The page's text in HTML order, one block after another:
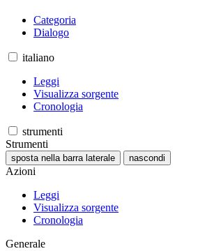
Categoria
Dialogo
italiano
Leggi
Visualizza sorgente
Cronologia
strumenti
Strumenti
sposta nella barra laterale nascondi
Azioni
Leggi
Visualizza sorgente
Cronologia
Generale